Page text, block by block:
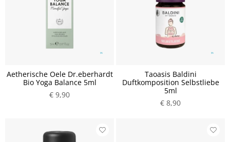
Aetherische Oele Dr.eberhardt
Bio Yoga Balance 5ml
€ 9,90
Taoasis Baldini
Duftkomposition Selbstliebe
5ml
€ 8,90